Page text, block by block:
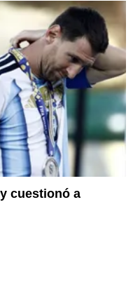
cuestionó a